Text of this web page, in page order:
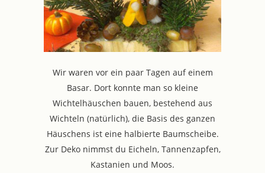
Wir waren vor ein paar Tagen auf einem
Basar. Dort konnte man so kleine
Wichtelhäuschen bauen, bestehend aus
Wichteln (natürlich), die Basis des ganzen
Häuschens ist eine halbierte Baumscheibe.
Zur Deko nimmst du Eicheln, Tannenzapfen,
Kastanien und Moos.